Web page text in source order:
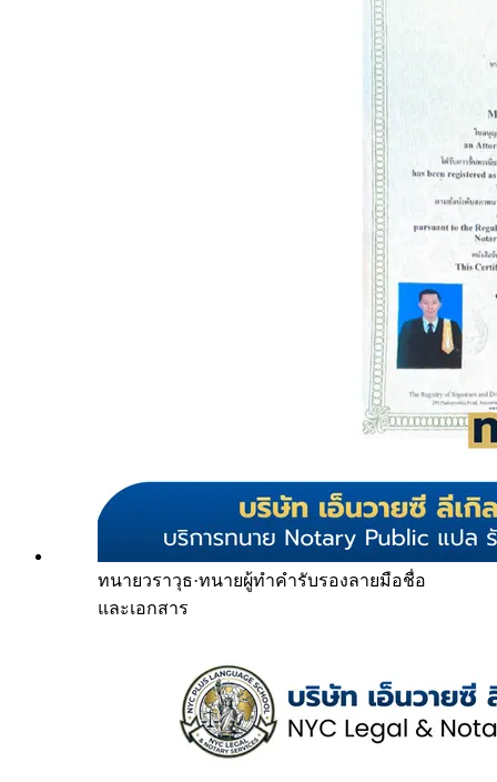
ทนายวราวุธ·ทนายผู้ทำคำรับรองลายมือชื่อ
และเอกสาร